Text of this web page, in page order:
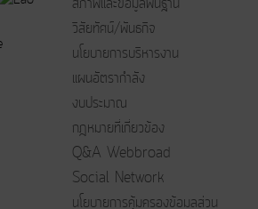
วิสัยทัศน์/พันธกิจ
นโยบายการบริหารงาน
แผนอัตรากำลัง
งบประมาณ
กฎหมายที่เกี่ยวข้อง
Q&A Webbroad
Social Network
นโยบายการคุ้มครองข้อมูลส่วน